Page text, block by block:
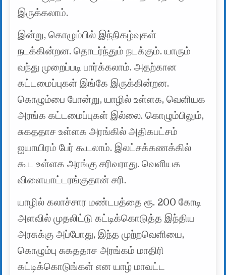
இருக்கலாம்.
இன்று, கொழும்பில் இந்நிகழ்வுகள்
நடக்கின்றன. தொடர்ந்தும் நடக்கும். யாரும்
வந்து முறைப்படி பார்க்கலாம். அதற்கான
கட்டமைப்புகள் இங்கே இருக்கின்றன.
கொழும்பை போன்று, யாழில் உள்ளக, வெளியக
அரங்க கட்டமைப்புகள் இல்லை. கொழும்பிலும்,
சுகததாச உள்ளக அரங்கில் அதிகபட்சம்
ஐயாயிரம் பேர் கூடலாம். இலட்சக்கணக்கில்
கூட உள்ளக அரங்கு சரிவராது. வெளியக
விளையாட்டரங்குதான் சரி.
யாழில் கலாச்சார மண்டபத்தை ரூ. 200 கோடி
அளவில் முதலிட்டு கட்டிக்கொடுத்த இந்திய
அரசுக்கு அப்போது, இந்த முற்றவெளியை,
கொழும்பு சுகததாச அரங்கம் மாதிரி
கட்டிக்கொடுங்கள் என யாழ் மாவட்ட